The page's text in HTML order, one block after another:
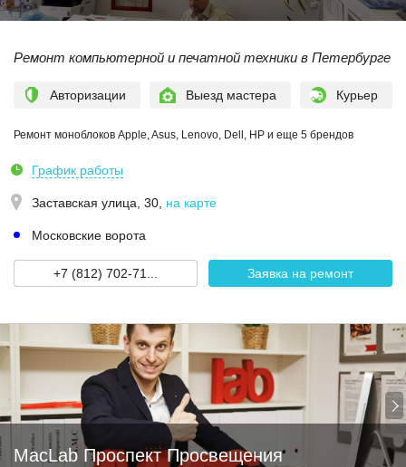
Ремонт компьютерной и печатной техники в Петербурге
Авторизации Выезд мастера Курьер
Ремонт моноблоков Apple, Asus, Lenovo, Dell, HP и еще 5 брендов
График работы
Заставская улица, 30 на карте
Московские ворота
+7 (812) 702-71... Заявка на ремонт
MacLab Проспект Просвещения